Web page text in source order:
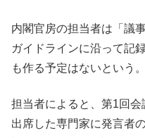
内閣官房の担当者は「議
ガイドラインに沿って記
も作る予定はないという。
担当者によると、第1回会
出席した専門家に発言者